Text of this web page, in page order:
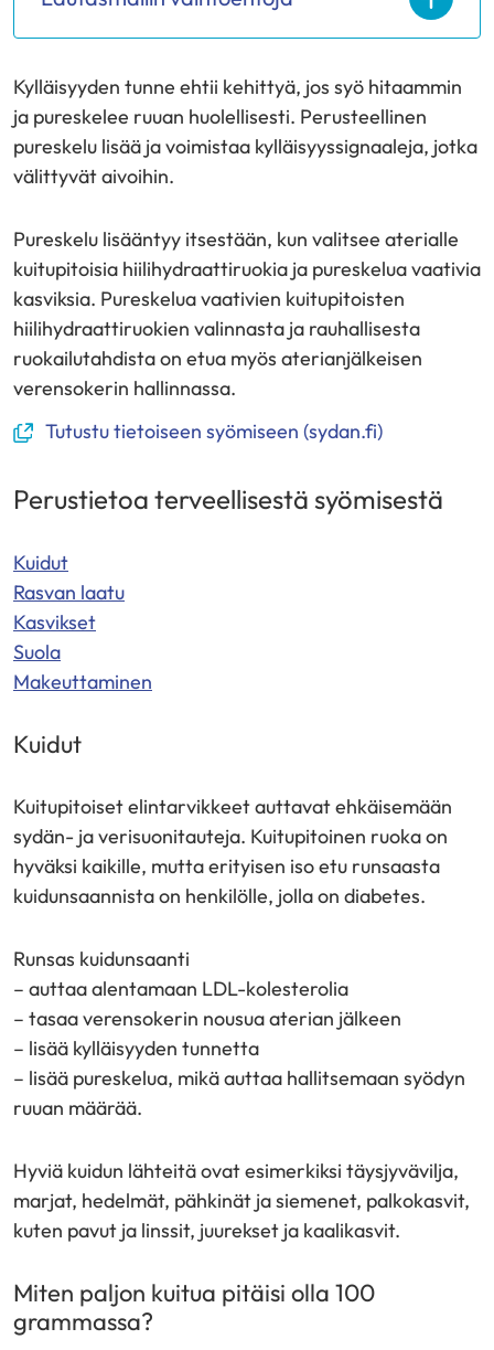
Kylläisyyden tunne ehtii kehittyä, jos syö hitaammin
ja pureskelee ruuan huolellisesti. Perusteellinen
pureskelu lisää ja voimistaa kylläisyyssignaaleja, jotka
välittyvät aivoihin.
Pureskelu lisääntyy itsestään, kun valitsee aterialle
kuitupitoisia hiilihydraattiruokia ja pureskelua vaativia
kasviksia. Pureskelua vaativien kuitupitoisten
hiilihydraattiruokien valinnasta ja rauhallisesta
ruokailutahdista on etua myös aterianjälkeisen
verensokerin hallinnassa.
Tutustu tietoiseen syömiseen (sydan.fi)
(avautuu
ikkunaan,
toiseen
palveluun)
Perustietoa terveellisestä syömisestä
Kuidut
Rasvan laatu
Kasvikset
Suola
Makeuttaminen
Kuidut
Kuitupitoiset elintarvikkeet auttavat ehkäisemään
sydän- ja verisuonitauteja. Kuitupitoinen ruoka on
hyväksi kaikille, mutta erityisen iso etu runsaasta
kuidunsaannista on henkilölle, jolla on diabetes.
Runsas kuidunsaanti
– auttaa alentamaan LDL-kolesterolia
– tasaa verensokerin nousua aterian jälkeen
– lisää kylläisyyden tunnetta
– lisää pureskelua, mikä auttaa hallitsemaan syödyn
ruuan määrää.
Hyviä kuidun lähteitä ovat esimerkiksi täysjyvävilja,
marjat, hedelmät, pähkinät ja siemenet, palkokasvit,
kuten pavut ja linssit, juurekset ja kaalikasvit.
Miten paljon kuitua pitäisi olla 100
grammassa?